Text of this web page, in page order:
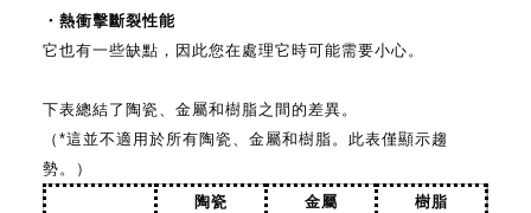
・熱衝擊斷裂性能
它也有一些缺點，因此您在處理它時可能需要小心。
下表總結了陶瓷、金屬和樹脂之間的差異。
（*這並不適用於所有陶瓷、金屬和樹脂。此表僅顯示趨
勢。）
陶瓷
金屬
樹脂